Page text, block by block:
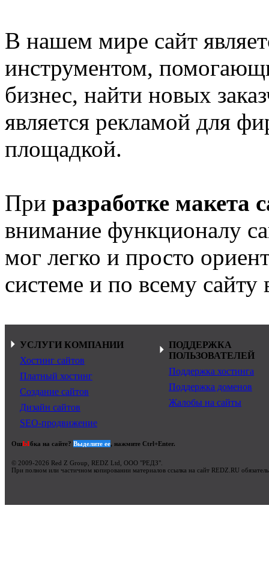
В нашем мире сайт
инструментом,
бизнес, найти новых
является рекламой для
площадкой.
При разработке макета
внимание функционалу
мог легко и просто
системе и по всему сайту
УСЛУГИ КОМПАНИИ
Хостинг сайтов
Платный хостинг
Создание сайтов
Дизайн сайтов
SEO-продвижение
ПОДДЕРЖКА
ПОЛЬЗОВАТЕЛЕЙ
Поддержка хостинга
Поддержка доменов
Жалобы на сайты
Ошыбка на сайте? Выделите ее, нажмите Ctrl+Enter.
© 2009-2026 Red Z Group, REDZ Ltd, ООО "РЕДЗ".
При полном или частичном копировании материалов ссылка на сайт REDZ.RU